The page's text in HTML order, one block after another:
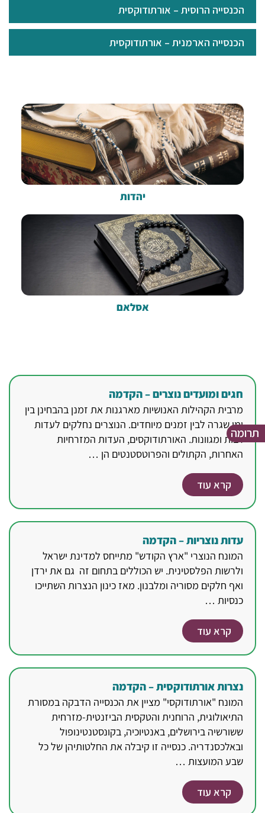
הכנסייה הרוסית – אורתודוקסית
הכנסייה הארמנית – אורתודוקסית
יהדות
אסלאם
חגים ומועדים נוצרים – הקדמה
מרבית הקהילות האנושיות מארגנות את זמנן בהבחינן בין
ימי שגרה לבין זמנים מיוחדים. הנוצרים נחלקים לעדות
רבות ומגוונות. האורתודוקסים, העדות המזרחיות
האחרות, הקתולים והפרוטסטנטים הן …
קרא עוד
עדות נוצריות – הקדמה
המונח הנוצרי "ארץ הקודש" מתייחס למדינת ישראל
ולרשות הפלסטינית. יש הכוללים בתחום זה גם את ירדן
ואף חלקים מסוריה ומלבנון. מאז כינון הנצרות השתייכו
כנסיות …
קרא עוד
נצרות אורתודוקסית – הקדמה
המונח "אורתודוקסי" מציין את הכנסייה הדבקה במסורת
התיאולוגית, הרוחנית והטקסית הביזנטית-מזרחית
ששורשיה בירושלים, באנטיוכיה, בקונסטנטינופול
ובאלכסנדריה. כנסייה זו קיבלה את החלטותיהן של כל
שבע המועצות …
קרא עוד
תרומה